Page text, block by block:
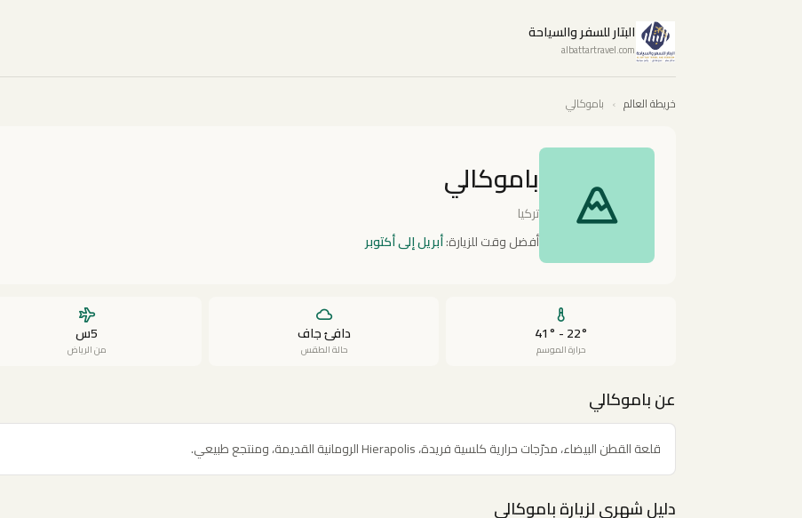
البتار للسفر والسياحة
albattartravel.com
خريطة العالم › باموكالي
باموكالي
تركيا
أفضل وقت للزيارة:أبريل إلى أكتوبر
22° - 41°
حرارة الموسم
دافئ جاف
حالة الطقس
5س
من الرياض
عن باموكالي
قلعة القطن البيضاء، مدرّجات حرارية كلسية فريدة، Hierapolis الرومانية القديمة، ومنتجع طبيعي.
دليل شهري لزيارة باموكالي